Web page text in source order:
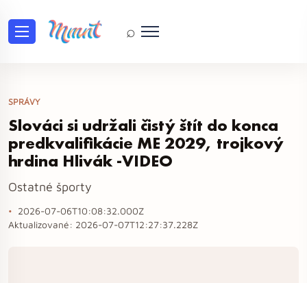
⌕
SPRÁVY
Slováci si udržali čistý štít do konca
predkvalifikácie ME 2029, trojkový
hrdina Hlivák -VIDEO
Ostatné športy
2026-07-06T10:08:32.000Z
Aktualizované: 2026-07-07T12:27:37.228Z